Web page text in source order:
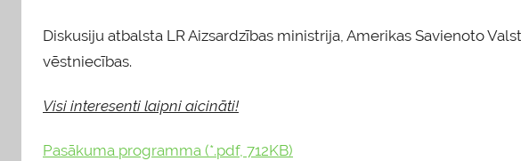
Diskusiju atbalsta LR Aizsardzības ministrija, Amerikas Savienoto
vēstniecības.
Visi interesenti laipni aicināti!
Pasākuma programma (*.pdf, 712KB)